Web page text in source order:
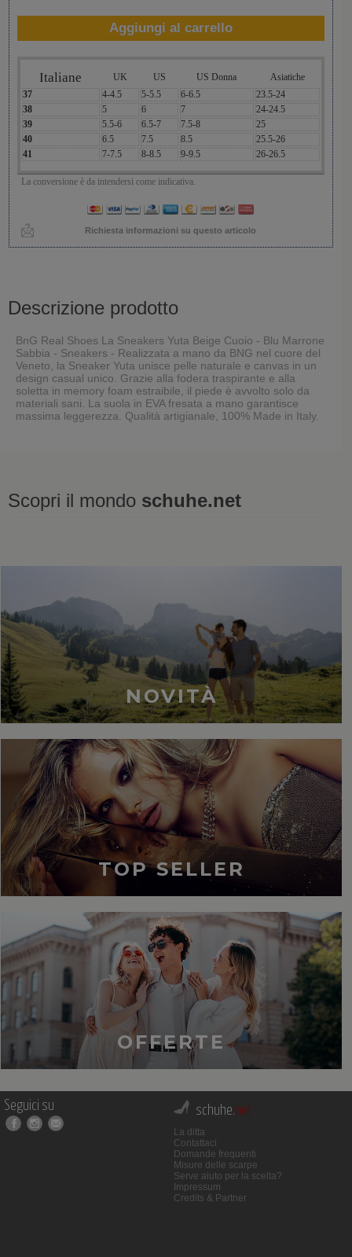
Aggiungi al carrello
Italiane UK US US Donna
Asiatiche
37
4-4.5 5-5.5 6-6.5
23.5-24
38
5 6 7
24-24.5
39
5.5-6 6.5-7 7.5-8
25
40
6.5 7.5 8.5
25.5-26
41
7-7.5 8-8.5 9-9.5 26-26.5
La conversione è da intendersi come indicativa.
Richiesta informazioni su questo articolo
Descrizione prodotto
BnG Real Shoes La Sneakers Yuta Beige Cuoio - Blu Marrone
Sabbia - Sneakers - Realizzata a mano da BNG nel cuore del
Veneto, la Sneaker Yuta unisce pelle naturale e canvas in un
design casual unico. Grazie alla fodera traspirante e alla
soletta in memory foam estraibile, il piede è avvolto solo da
materiali sani. La suola in EVA fresata a mano garantisce
massima leggerezza. Qualità artigianale, 100% Made in Italy.
Scopri il mondo schuhe.net
NOVITÀ
TOP SELLER
OFFERTE
Seguici su schuhe.net
La ditta
Contattaci
Domande frequenti
Misure delle scarpe
Serve aiuto per la scelta?
Impressum
Credits & Partner